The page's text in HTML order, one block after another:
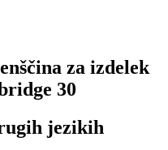
za izdelek
30
jezikih